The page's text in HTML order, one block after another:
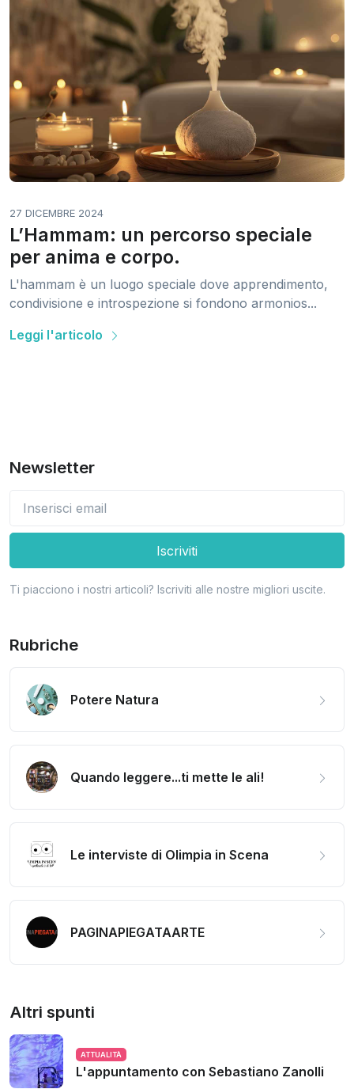
27 DICEMBRE 2024
L’Hammam: un percorso speciale
per anima e corpo.
L'hammam è un luogo speciale dove apprendimento,
condivisione e introspezione si fondono armonios...
Leggi l'articolo
Newsletter
Iscriviti
Ti piacciono i nostri articoli? Iscriviti alle nostre migliori uscite.
Rubriche
Potere Natura
Quando leggere...ti mette le ali!
Le interviste di Olimpia in Scena
PAGINAPIEGATAARTE
Altri spunti
ATTUALITÀ
L'appuntamento con Sebastiano Zanolli